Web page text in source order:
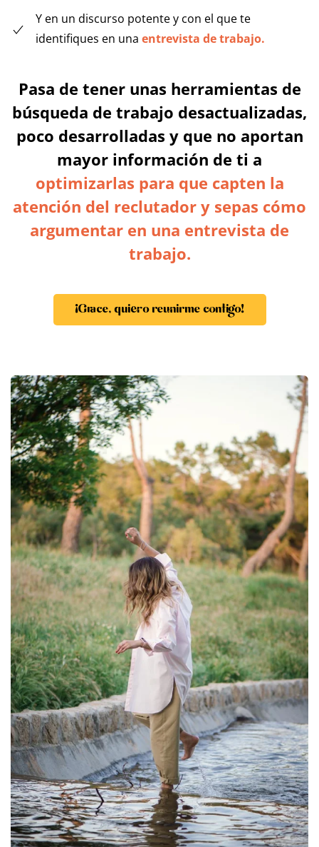
Y en un discurso potente y con el que te
identifiques en una entrevista de trabajo.
Pasa de tener unas herramientas de
búsqueda de trabajo desactualizadas,
poco desarrolladas y que no aportan
mayor información de ti a
optimizarlas para que capten la
atención del reclutador y sepas cómo
argumentar en una entrevista de
trabajo.
¡Grace, quiero reunirme contigo!